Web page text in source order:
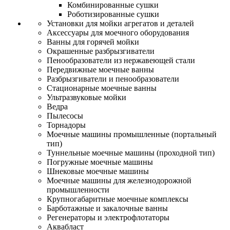
Комбинированные сушки
Роботизированные сушки
Установки для мойки агрегатов и деталей
Аксессуары для моечного оборудования
Ванны для горячей мойки
Окрашенные разбрызгиватели
Пенообразователи из нержавеющей стали
Передвижные моечные ванны
Разбрызгиватели и пенообразователи
Стационарные моечные ванны
Ультразвуковые мойки
Ведра
Пылесосы
Торнадоры
Моечные машины промышленные (портальный
тип)
Туннельные моечные машины (проходной тип)
Погружные моечные машины
Шнековые моечные машины
Моечные машины для железнодорожной
промышленности
Крупногабаритные моечные комплексы
Барботажные и закалочные ванны
Регенераторы и электрофлотаторы
Аквабласт